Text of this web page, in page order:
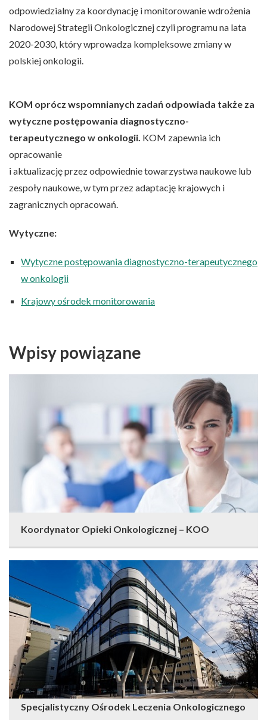
odpowiedzialny za koordynację i monitorowanie wdrożenia
Narodowej Strategii Onkologicznej czyli programu na lata
2020-2030, który wprowadza kompleksowe zmiany w
polskiej onkologii.
KOM oprócz wspomnianych zadań odpowiada także za
wytyczne postępowania diagnostyczno-
terapeutycznego w onkologii. KOM zapewnia ich
opracowanie
i aktualizację przez odpowiednie towarzystwa naukowe lub
zespoły naukowe, w tym przez adaptację krajowych i
zagranicznych opracowań.
Wytyczne:
Wytyczne postępowania diagnostyczno-terapeutycznego
w onkologii
Krajowy ośrodek monitorowania
Wpisy powiązane
Koordynator Opieki Onkologicznej – KOO
Specjalistyczny Ośrodek Leczenia Onkologicznego